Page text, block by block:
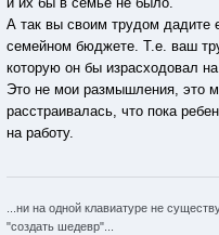
А так вы своим трудом дадите
семейном бюджете. Т.е. ваш
которую он бы израсходовал
Это не мои размышления, это
расстраивалась, что пока
на работу.
...ни на одной клавиатуре не
"создать шедевр"...